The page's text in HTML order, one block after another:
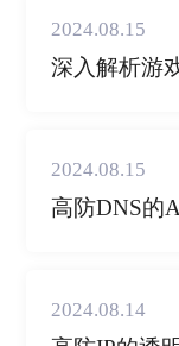
2024.08.15
深入解析游
2024.08.15
高防DNS的
2024.08.14